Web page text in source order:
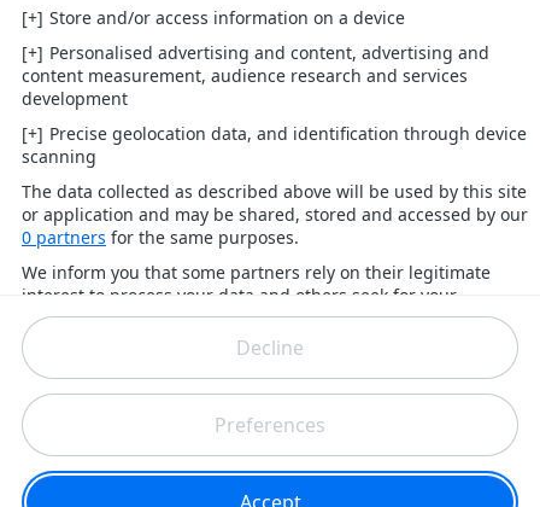
Football : Hervé Renard de nouveau
coach de la Côte d'Ivoire
Hervé Renard va reprendre les commandes de la
sélection ivoirienne.